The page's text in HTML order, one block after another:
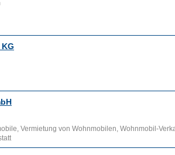
Vermietung von Wohnmobilen, Wohnmobil-